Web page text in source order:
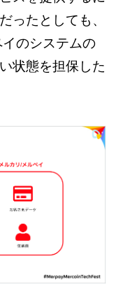
ったとしても、
のシステムの
状態を担保した